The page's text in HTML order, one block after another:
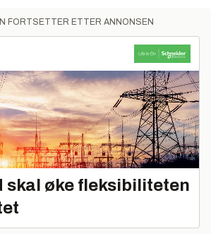
FORTSETTER ETTER ANNONSEN
skal øke fleksibiliteten